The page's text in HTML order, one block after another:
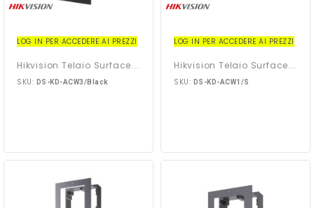
LOG IN PER ACCEDERE AI PREZZI
Hikvision Telaio Surface...
SKU: DS-KD-ACW3/Black
LOG IN PER ACCEDERE AI PREZZI
Hikvision Telaio Surface...
SKU: DS-KD-ACW1/S